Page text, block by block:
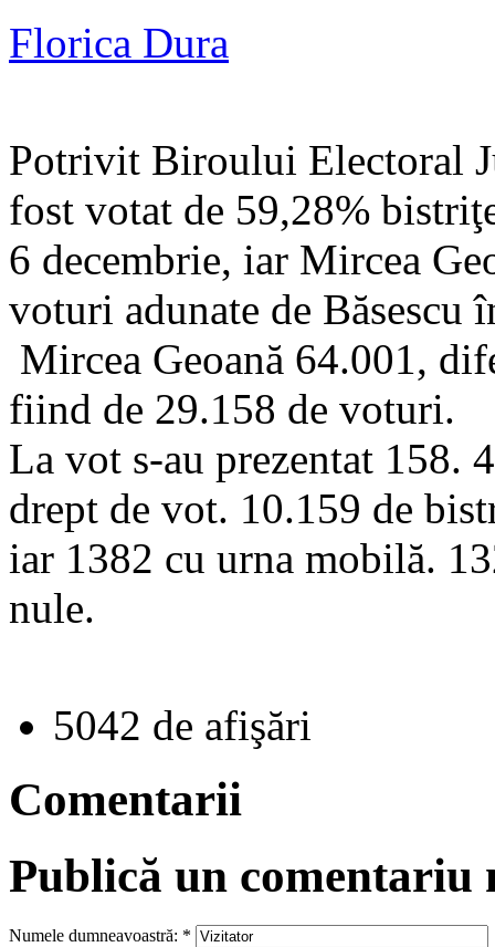
Florica Dura
Potrivit Biroului Electoral
fost votat de 59,28%
6 decembrie, iar Mircea
voturi adunate de Băsescu
Mircea Geoană 64.001,
fiind de 29.158 de voturi.
La vot s-au prezentat 158.
drept de vot. 10.159 de
iar 1382 cu urna mobilă.
nule.
5042 de afişări
Comentarii
Publică un comentariu
Numele dumneavoastră: *